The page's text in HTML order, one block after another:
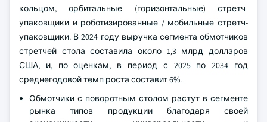
кольцом, орбитальные (горизонтальные) стретч-
упаковщики и роботизированные / мобильные стретч-
упаковщики. В 2024 году выручка сегмента обмотчиков
стретчей стола составила около 1,3 млрд долларов
США, и, по оценкам, в период с 2025 по 2034 год
среднегодовой темп роста составит 6%.
Обмотчики с поворотным столом растут в сегменте
рынка типов продукции благодаря своей